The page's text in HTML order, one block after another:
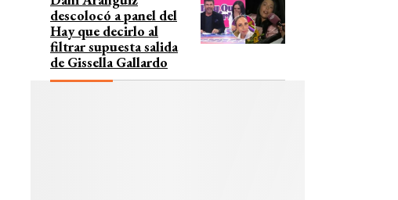
descolocó a panel del
Hay que decirlo al
filtrar supuesta salida
de Gissella Gallardo